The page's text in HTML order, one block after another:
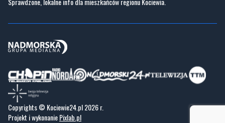
Copyrights © Kociewie24.pl 2026 r.
Projekt i wykonaniePixlab.pl